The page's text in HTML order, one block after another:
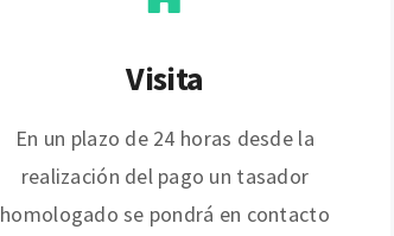
Visita
En un plazo de 24 horas desde la
realización del pago un tasador
homologado se pondrá en contacto